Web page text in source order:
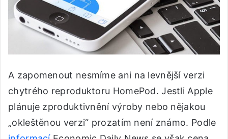
A zapomenout nesmíme ani na levnější verzi
chytrého reproduktoru HomePod. Jestli Apple
plánuje zproduktivnění výroby nebo nějakou
„okleštěnou verzi“ prozatím není známo. Podle